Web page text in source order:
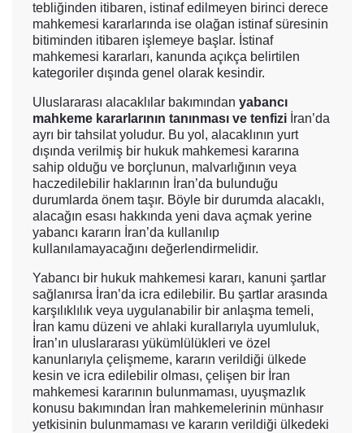
tebliğinden itibaren, istinaf edilmeyen birinci derece
mahkemesi kararlarında ise olağan istinaf süresinin
bitiminden itibaren işlemeye başlar. İstinaf
mahkemesi kararları, kanunda açıkça belirtilen
kategoriler dışında genel olarak kesindir.
Uluslararası alacaklılar bakımından yabancı
mahkeme kararlarının tanınması ve tenfizi İran’da
ayrı bir tahsilat yoludur. Bu yol, alacaklının yurt
dışında verilmiş bir hukuk mahkemesi kararına
sahip olduğu ve borçlunun, malvarlığının veya
haczedilebilir haklarının İran’da bulunduğu
durumlarda önem taşır. Böyle bir durumda alacaklı,
alacağın esası hakkında yeni dava açmak yerine
yabancı kararın İran’da kullanılıp
kullanılamayacağını değerlendirmelidir.
Yabancı bir hukuk mahkemesi kararı, kanuni şartlar
sağlanırsa İran’da icra edilebilir. Bu şartlar arasında
karşılıklılık veya uygulanabilir bir anlaşma temeli,
İran kamu düzeni ve ahlaki kurallarıyla uyumluluk,
İran’ın uluslararası yükümlülükleri ve özel
kanunlarıyla çelişmeme, kararın verildiği ülkede
kesin ve icra edilebilir olması, çelişen bir İran
mahkemesi kararının bulunmaması, uyuşmazlık
konusu bakımından İran mahkemelerinin münhasır
yetkisinin bulunmaması ve kararın verildiği ülkedeki